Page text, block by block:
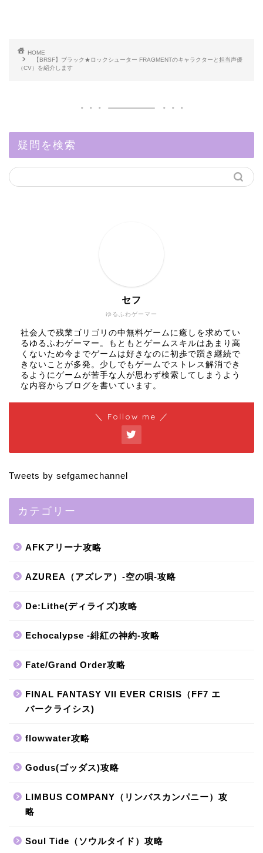
HOME
【BRSF】ブラック★ロックシューター FRAGMENTのキャラクターと担当声優
（CV）を紹介します
疑問を検索
ゆるふわゲーマー
セフ
社会人で残業ゴリゴリの中無料ゲームに癒しを求めてい
るゆるふわゲーマー。もともとゲームスキルはあまり高
くないため今までゲームは好きなのに初歩で躓き継続で
きないことが多発。少しでもゲームでストレス解消でき
るようにゲームが苦手な人が思わず検索してしまうよう
な内容からブログを書いています。
＼ Follow me ／
Tweets by sefgamechannel
カテゴリー
AFKアリーナ攻略
AZUREA（アズレア）-空の唄-攻略
De:Lithe(ディライズ)攻略
Echocalypse -緋紅の神約-攻略
Fate/Grand Order攻略
FINAL FANTASY VII EVER CRISIS（FF7 エ
バークライシス)
flowwater攻略
Godus(ゴッダス)攻略
LIMBUS COMPANY（リンバスカンパニー）攻
略
Soul Tide（ソウルタイド）攻略